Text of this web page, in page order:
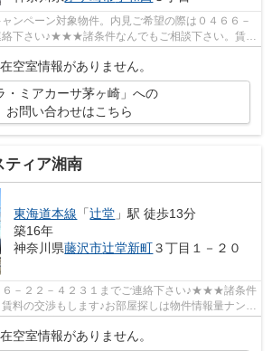
ンペーン対象物件。内見ご希望の際は０４６６－
絡下さい♪★★★諸条件なんでもご相談下さい。賃料
空室情報がありません。
・ミアカーサ茅ヶ崎」への
お問い合わせはこちら
ティア湘南
東海道本線 「辻堂 」駅 徒歩13分
築16年
神奈川県藤沢市辻堂新町３丁目１－２０
６－２２－４２３１までご連絡下さい♪★★★諸条件
料の交渉もします♪お部屋探しは物件情報量ナンバ
空室情報がありません。